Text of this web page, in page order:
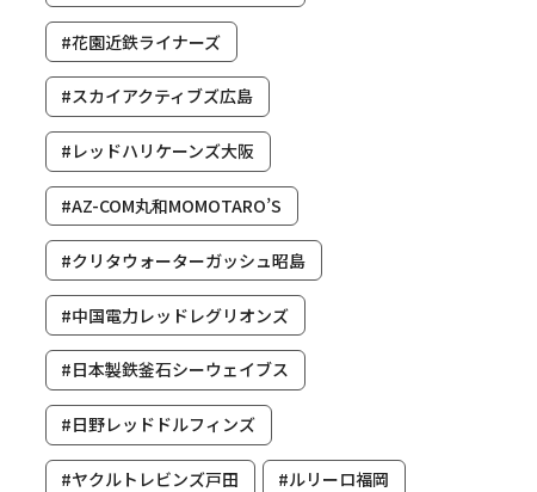
#花園近鉄ライナーズ
#スカイアクティブズ広島
#レッドハリケーンズ大阪
#AZ-COM丸和MOMOTARO’S
#クリタウォーターガッシュ昭島
#中国電力レッドレグリオンズ
#日本製鉄釜石シーウェイブス
#日野レッドドルフィンズ
#ヤクルトレビンズ戸田 #ルリーロ福岡